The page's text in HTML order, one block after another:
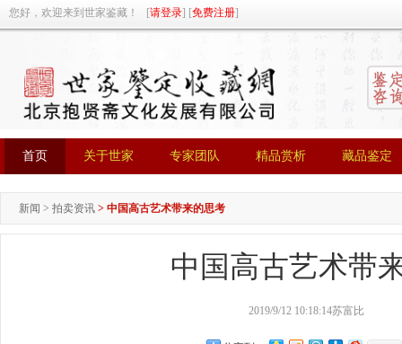
您好，欢迎来到世家鉴藏！ [请登录] [免费注册]
首页
首页
关于世家
关于世家
专家团队
专家团队
精品赏析
精品赏析
藏品鉴定
藏品鉴定
新闻 > 拍卖资讯 > 中国高古艺术带来的思考
中国高古艺术带
2019/9/12 10:18:14苏富比